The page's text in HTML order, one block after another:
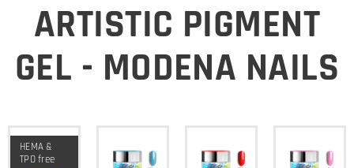
ARTISTIC PIGMENT
GEL - MODENA NAILS
HEMA &
TPO free